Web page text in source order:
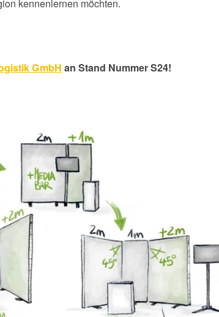
kennenlernen möchten.
GmbH an Stand Nummer S24!